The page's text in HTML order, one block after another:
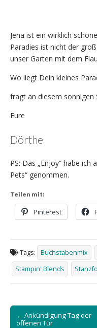
Jena ist ein wirklich
Paradies ist nicht der
unser Garten mit dem
Wo liegt Dein kleines
fragt an diesem sonnigen
Eure
Dörthe
PS: Das „Enjoy“ habe ich
Pets“ genommen.
Teilen mit:
Pinterest
Tags: Buchstabenmix
Stampin' Blends
Post
navigation
← Ankündigung Tag der
offenen Tür